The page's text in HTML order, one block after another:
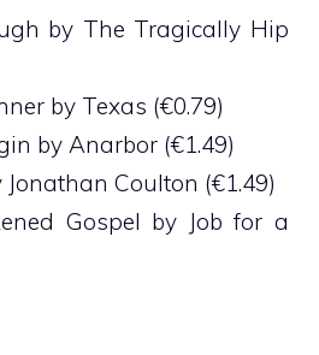
by The Tragically Hip
by Texas (€0.79)
by Anarbor (€1.49)
Coulton (€1.49)
Gospel by Job for a